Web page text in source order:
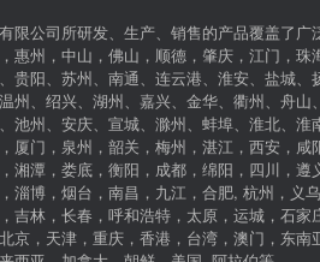
限公司所研发、生产、销售的产品覆盖了广
惠州，中山，佛山，顺德，肇庆，江门，珠
贵阳、苏州、南通、连云港、淮安、盐城、
州、绍兴、湖州、嘉兴、金华、衢州、舟山
池州、安庆、宣城、滁州、蚌埠、淮北、淮
厦门，泉州，韶关，梅州，湛江，西安，咸
湘潭，娄底，衡阳，成都，绵阳，四川，遵
淄博，烟台，南昌，九江，合肥, 杭州，义
吉林，长春，呼和浩特，太原，运城，石家
京，天津，重庆，香港，台湾，澳门，东南